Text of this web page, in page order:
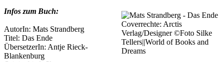
Coverrechte: Arctis
Verlag/Designer ©Foto Silke
Tellers||World of Books and
Dreams
Infos zum Buch:
AutorIn: Mats Strandberg
Titel: Das Ende
ÜbersetzerIn: Antje Rieck-
Blankenburg